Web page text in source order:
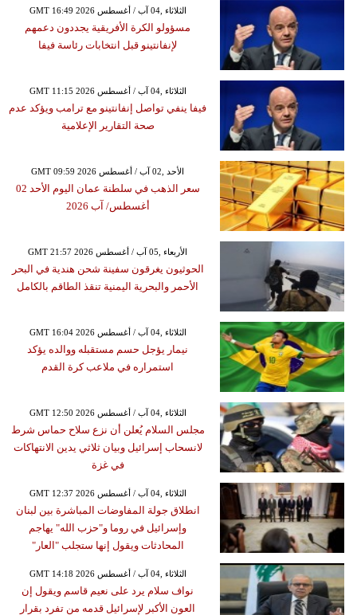
GMT 16:49 2026 الثلاثاء ,04 آب / أغسطس
مسؤولو الكرة الأفريقية يجددون دعمهم
لإنفانتينو قبل انتخابات رئاسة فيفا
GMT 11:15 2026 الثلاثاء ,04 آب / أغسطس
فيفا ينفي تواصل إنفانتينو مع ترامب ويؤكد عدم
صحة التقارير الإعلامية
GMT 09:59 2026 الأحد ,02 آب / أغسطس
سعر الذهب في سلطنة عمان اليوم الأحد 02
أغسطس/ آب 2026
GMT 21:57 2026 الأربعاء ,05 آب / أغسطس
الحوثيون يغرقون سفينة شحن هندية في البحر
الأحمر والبحرية اليمنية تنقذ الطاقم بالكامل
GMT 16:04 2026 الثلاثاء ,04 آب / أغسطس
نيمار يؤجل حسم مستقبله ووالده يؤكد
استمراره في ملاعب كرة القدم
GMT 12:50 2026 الثلاثاء ,04 آب / أغسطس
مجلس السلام يُعلن أن نزع سلاح حماس شرط
لانسحاب إسرائيل وبيان ثلاثي يدين الانتهاكات
في غزة
GMT 12:37 2026 الثلاثاء ,04 آب / أغسطس
انطلاق جولة المفاوضات المباشرة بين لبنان
وإسرائيل في روما و"حزب الله" يهاجم
المحادثات ويقول إنها ستجلب "العار"
GMT 14:18 2026 الثلاثاء ,04 آب / أغسطس
نواف سلام يرد على نعيم قاسم ويقول إن
العون الأكبر لإسرائيل قدمه من تفرد بقرار